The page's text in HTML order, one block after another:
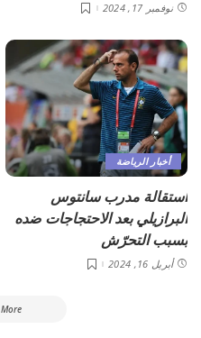
نوفمبر 17, 2024
أخبار الرياضة
استقالة مدرب سانتوس
البرازيلي بعد الاحتجاجات ضده
بسبب التحرّش
أبريل 16, 2024